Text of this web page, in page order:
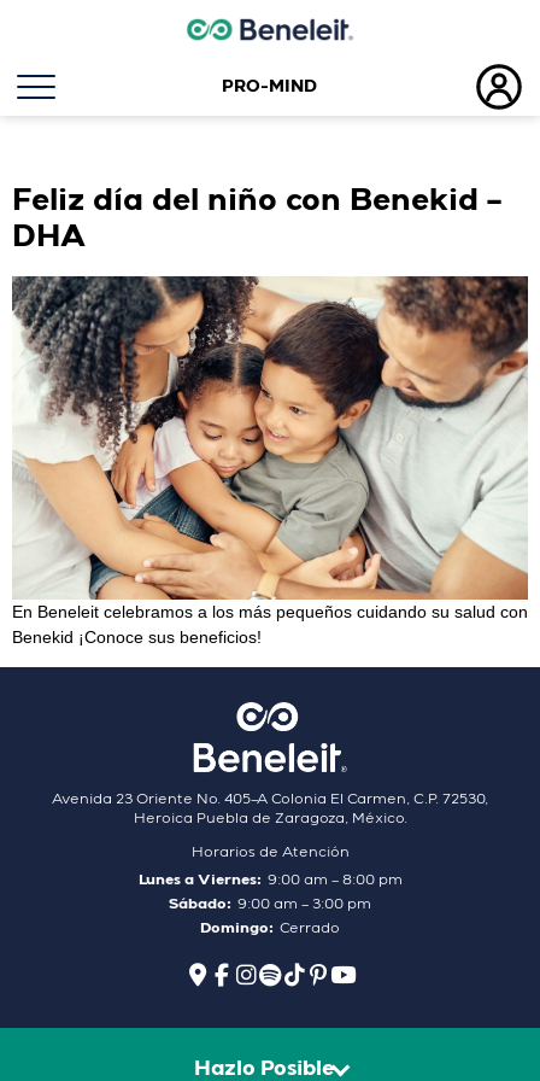
PRO-MIND
Feliz día del niño con Benekid –
DHA
En Beneleit celebramos a los más pequeños cuidando su salud con
Benekid ¡Conoce sus beneficios!
Avenida 23 Oriente No. 405–A Colonia El Carmen, C.P. 72530,
Heroica Puebla de Zaragoza, México.
Horarios de Atención
Lunes a Viernes: 9:00 am – 8:00 pm
Sábado: 9:00 am – 3:00 pm
Domingo: Cerrado
Hazlo Posible